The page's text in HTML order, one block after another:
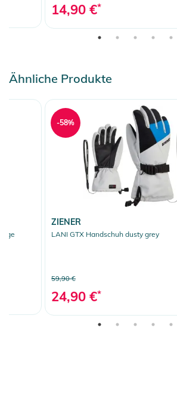
14,90 €*
Ähnliche Produkte
ZIENER
LANI GTX Handschuh dusty grey
59,90 €
24,90 €*
-58%